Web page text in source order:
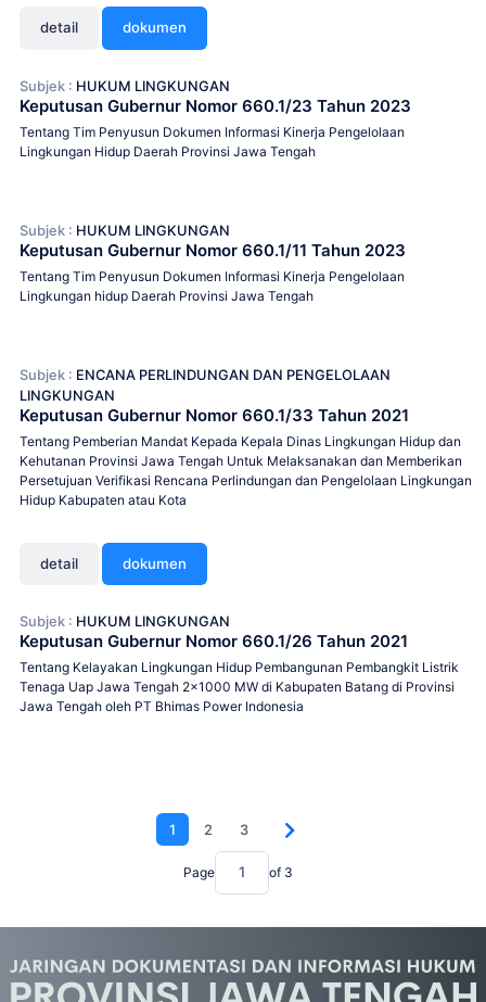
detail dokumen
Subjek : HUKUM LINGKUNGAN
Keputusan Gubernur Nomor 660.1/23 Tahun 2023
Tentang Tim Penyusun Dokumen Informasi Kinerja Pengelolaan
Lingkungan Hidup Daerah Provinsi Jawa Tengah
Subjek : HUKUM LINGKUNGAN
Keputusan Gubernur Nomor 660.1/11 Tahun 2023
Tentang Tim Penyusun Dokumen Informasi Kinerja Pengelolaan
Lingkungan hidup Daerah Provinsi Jawa Tengah
Subjek : ENCANA PERLINDUNGAN DAN PENGELOLAAN
LINGKUNGAN
Keputusan Gubernur Nomor 660.1/33 Tahun 2021
Tentang Pemberian Mandat Kepada Kepala Dinas Lingkungan Hidup dan
Kehutanan Provinsi Jawa Tengah Untuk Melaksanakan dan Memberikan
Persetujuan Verifikasi Rencana Perlindungan dan Pengelolaan Lingkungan
Hidup Kabupaten atau Kota
detail dokumen
Subjek : HUKUM LINGKUNGAN
Keputusan Gubernur Nomor 660.1/26 Tahun 2021
Tentang Kelayakan Lingkungan Hidup Pembangunan Pembangkit Listrik
Tenaga Uap Jawa Tengah 2x1000 MW di Kabupaten Batang di Provinsi
Jawa Tengah oleh PT Bhimas Power Indonesia
1 2 3
Page of 3